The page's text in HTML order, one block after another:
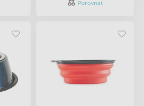
Porovnat